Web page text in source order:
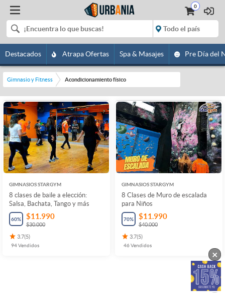
0
Destacados Atrapa Ofertas Spa & Masajes Pre Día del
Gimnasio y Fitness Acondicionamiento físico
GIMNASIOS STARGYM
8 clases de baile a elección:
Salsa, Bachata, Tango y más
60% $11.990
$30.000
3.7(5)
94Vendidos
GIMNASIOS STARGYM
8 Clases de Muro de escalada
para Niños
70% $11.990
$40.000
3.7(5)
46Vendidos
×